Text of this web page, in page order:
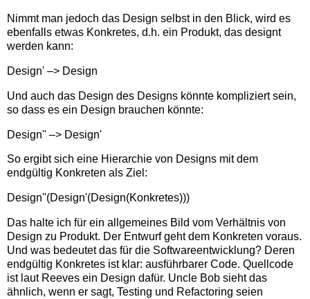
Nimmt man jedoch das Design selbst in den Blick, wird es
ebenfalls etwas Konkretes, d.h. ein Produkt, das designt
werden kann:
Design' –> Design
Und auch das Design des Designs könnte kompliziert sein,
so dass es ein Design brauchen könnte:
Design'' –> Design'
So ergibt sich eine Hierarchie von Designs mit dem
endgültig Konkreten als Ziel:
Design''(Design'(Design(Konkretes)))
Das halte ich für ein allgemeines Bild vom Verhältnis von
Design zu Produkt. Der Entwurf geht dem Konkreten voraus.
Und was bedeutet das für die Softwareentwicklung? Deren
endgültig Konkretes ist klar: ausführbarer Code. Quellcode
ist laut Reeves ein Design dafür. Uncle Bob sieht das
ähnlich, wenn er sagt, Testing und Refactoring seien